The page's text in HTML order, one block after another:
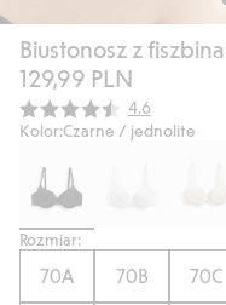
Biustonosz z
129,99 PLN
Średnia
4.6
Kolor:Czarne / jednolite
Rozmiar:
70A 70B 70C